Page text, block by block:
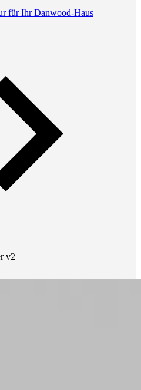
für Ihr Danwood-Haus
v2